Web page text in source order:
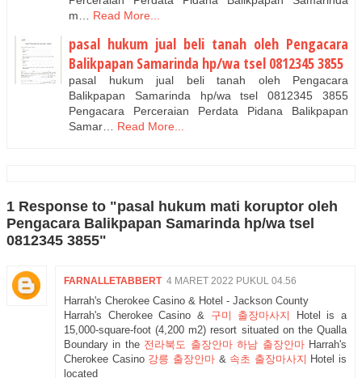
m…
Read More...
pasal hukum jual beli tanah oleh Pengacara
Balikpapan Samarinda hp/wa tsel 0812345 3855
pasal hukum jual beli tanah oleh Pengacara
Balikpapan Samarinda hp/wa tsel 0812345 3855
Pengacara Perceraian Perdata Pidana Balikpapan
Samar… Read More...
1 Response to "pasal hukum mati koruptor oleh
Pengacara Balikpapan Samarinda hp/wa tsel
0812345 3855"
FARNALLETABBERT 4 MARET 2022 PUKUL 04.56
Harrah's Cherokee Casino & Hotel - Jackson County
Harrah's Cherokee Casino & 구미 출장마사지
Hotel is a
15,000-square-foot (4,200 m2) resort situated on the Qualla
Boundary in the 전라북도 출장안마 하남 출장안마Harrah's
Cherokee Casino 강릉 출장안마& 속초 출장마사지 Hotel is
located